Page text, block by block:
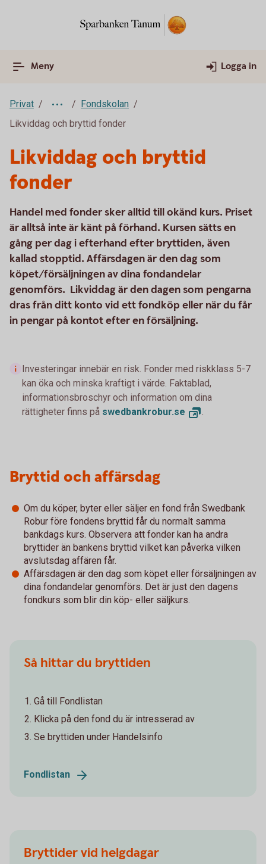
Meny Logga in
Privat
Fondskolan
Likviddag och bryttid fonder
Likviddag och bryttid
fonder
Handel med fonder sker alltid till okänd kurs. Priset
är alltså inte är känt på förhand. Kursen sätts en
gång per dag i efterhand efter bryttiden, även
kallad stopptid. Affärsdagen är den dag som
köpet/försäljningen av dina fondandelar
genomförs. Likviddag är den dagen som pengarna
dras från ditt konto vid ett fondköp eller när du får
in pengar på kontot efter en försäljning.
Investeringar innebär en risk. Fonder med riskklass 5-7
kan öka och minska kraftigt i värde. Faktablad,
informationsbroschyr och information om dina
rättigheter finns på swedbankrobur.se .
Bryttid och affärsdag
Om du köper, byter eller säljer en fond från Swedbank
Robur före fondens bryttid får du normalt samma
bankdags kurs. Observera att fonder kan ha andra
bryttider än bankens bryttid vilket kan påverka vilken
avslutsdag affären får.
Affärsdagen är den dag som köpet eller försäljningen av
dina fondandelar genomförs. Det är just den dagens
fondkurs som blir din köp- eller säljkurs.
Så hittar du bryttiden
Gå till Fondlistan
Klicka på den fond du är intresserad av
Se bryttiden under Handelsinfo
Fondlistan
Bryttider vid helgdagar